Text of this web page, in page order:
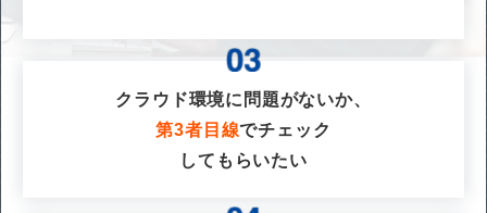
クラウド環境に問題がないか、
第3者目線でチェック
してもらいたい